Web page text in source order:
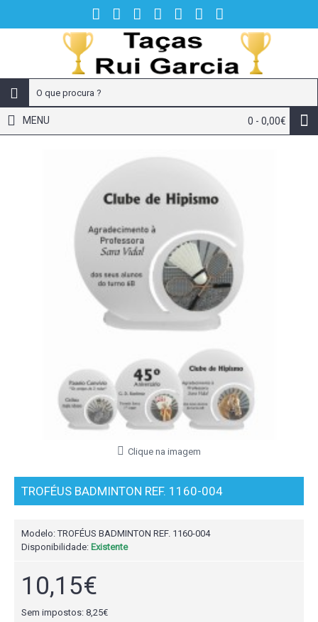
0 - 0,00€
MENU
Clique na imagem
TROFÉUS BADMINTON REF. 1160-004
Modelo:TROFÉUS BADMINTON REF. 1160-004
Disponibilidade: Existente
10,15€
Sem impostos: 8,25€